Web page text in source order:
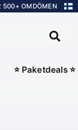
500+ OMDÖMEN
⭐ Paketdeals ⭐